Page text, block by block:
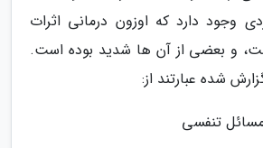
وجود دارد که اوزون درمانی اثرات
و بعضی از آن ها شدید بوده است.
شده عبارتند از:
تنفسی